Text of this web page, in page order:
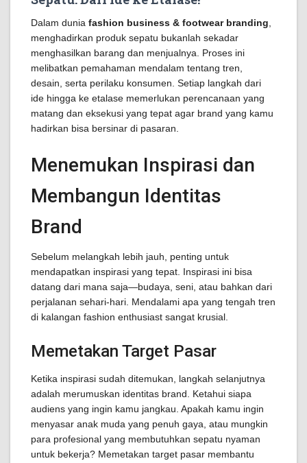
Dalam dunia fashion business & footwear branding
menghadirkan produk sepatu bukanlah sekadar
menghasilkan barang dan menjualnya. Proses ini
melibatkan pemahaman mendalam tentang tren,
desain, serta perilaku konsumen. Setiap langkah dari
ide hingga ke etalase memerlukan perencanaan yang
matang dan eksekusi yang tepat agar brand yang kamu
hadirkan bisa bersinar di pasaran.
Menemukan Inspirasi dan
Membangun Identitas
Brand
Sebelum melangkah lebih jauh, penting untuk
mendapatkan inspirasi yang tepat. Inspirasi ini bisa
datang dari mana saja—budaya, seni, atau bahkan dari
perjalanan sehari-hari. Mendalami apa yang tengah tren
di kalangan fashion enthusiast sangat krusial.
Memetakan Target Pasar
Ketika inspirasi sudah ditemukan, langkah selanjutnya
adalah merumuskan identitas brand. Ketahui siapa
audiens yang ingin kamu jangkau. Apakah kamu ingin
menyasar anak muda yang penuh gaya, atau mungkin
para profesional yang membutuhkan sepatu nyaman
untuk bekerja? Memetakan target pasar membantu